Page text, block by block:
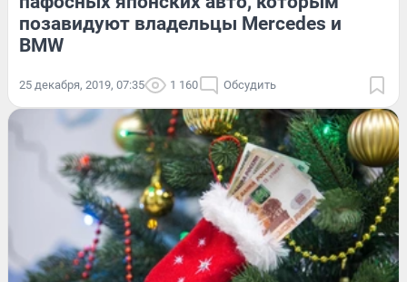
позавидуют владельцы Mercedes и
BMW
25 декабря, 2019, 07:35 1 160 Обсудить